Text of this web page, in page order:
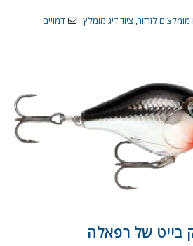
מומלצים לזרזור, ציוד דיג מומלץ דמויים
בייט של רפאלה